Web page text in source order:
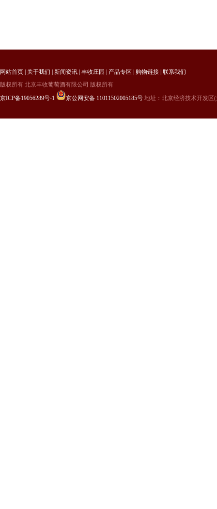
网站首页 关于我们 新闻资讯 丰收庄园 产品专区 购物链接 联系我们
版权所有 北京丰收葡萄酒有限公司 版权所有
京ICP备19056289号-1
京公网安备 11011502005185号 地址：北京经济技术开发区